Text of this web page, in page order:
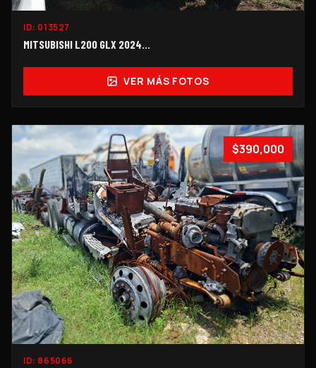
ID: 013527
MITSUBISHI L200 GLX 2024...
VER MÁS FOTOS
$390,000
ID: 865066